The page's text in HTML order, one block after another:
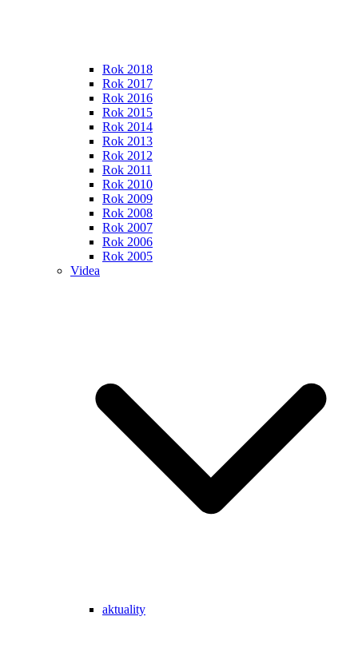
Rok 2018
Rok 2017
Rok 2016
Rok 2015
Rok 2014
Rok 2013
Rok 2012
Rok 2011
Rok 2010
Rok 2009
Rok 2008
Rok 2007
Rok 2006
Rok 2005
Videa
aktuality